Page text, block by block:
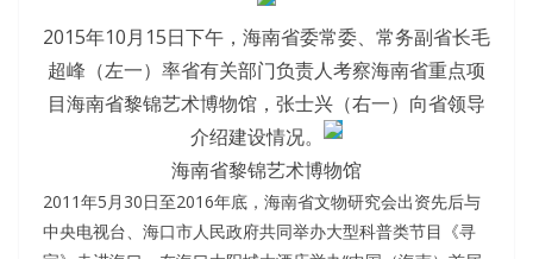
2015年10月15日下午，海南省委常委、常务副省长毛
超峰（左一）率省有关部门负责人考察海南省重点项
目海南省黎锦艺术博物馆，张士兴（右一）向省领导
介绍建设情况。
海南省黎锦艺术博物馆
2011年5月30日至2016年底，海南省文物研究会出资先后与
中央电视台、海口市人民政府共同举办大型科普类节目《寻